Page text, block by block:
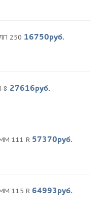
250 16750руб.
8 27616руб.
111 R 57370руб.
115 R 64993руб.